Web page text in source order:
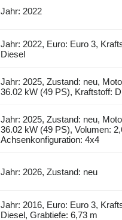
Jahr: 2022
Jahr: 2022, Euro: Euro 3,
Diesel
Jahr: 2025, Zustand: neu,
36.02 kW (49 PS), Kraftstoff:
Jahr: 2025, Zustand: neu,
36.02 kW (49 PS), Volumen:
Achsenkonfiguration: 4x4
Jahr: 2026, Zustand: neu
Jahr: 2016, Euro: Euro 3,
Diesel, Grabtiefe: 6,73 m